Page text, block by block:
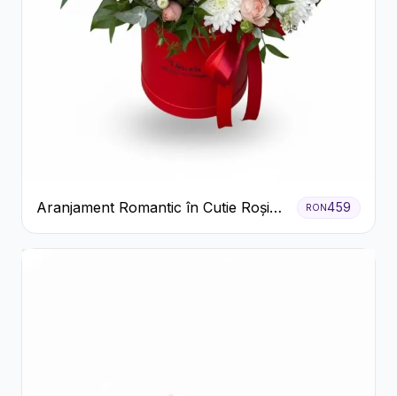
Aranjament Romantic în Cutie Roșie
cu Trandafiri și Crizanteme
RON459